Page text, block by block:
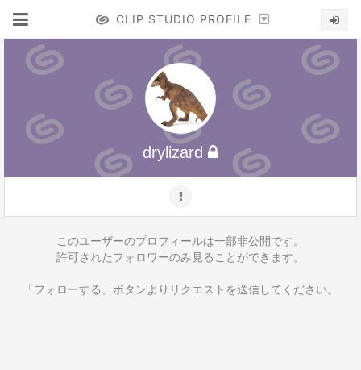
CLIP STUDIO PROFILE
drylizard
このユーザーのプロフィールは一部非公開です。
許可されたフォロワーのみ見ることができます。
「フォローする」ボタンよりリクエストを送信してください。